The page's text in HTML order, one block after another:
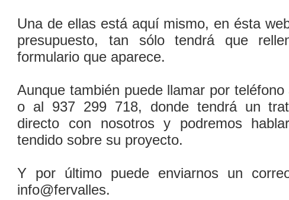
Una de ellas está aquí­ mismo, en ésta
presupuesto, tan sólo tendrá que
formulario que aparece.
Aunque también puede llamar por
o al 937 299 718, donde tendrá un
directo con nosotros y podremos
tendido sobre su proyecto.
Y por último puede enviarnos un
info@fervalles.